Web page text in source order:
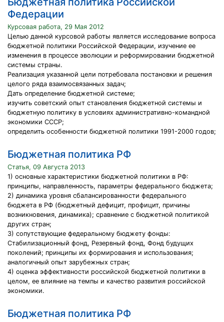
Федерации
Курсовая работа, 29 Мая 2012
Целью данной курсовой работы является исследование вопроса
бюджетной политики Российской Федерации, изучение ее
изменения в процессе эволюции и реформировании бюджетной
системы страны.
Реализация указанной цели потребовала постановки и решения
целого ряда взаимосвязанных задач;
Дать определение бюджетной системе;
изучить советский опыт становления бюджетной системы и
бюджетную политику в условиях административно-командной
экономики СССР;
определить особенности бюджетной политики 1991-2000 годов;
Бюджетная политика РФ
Статья, 09 Августа 2013
1) основные характеристики бюджетной политики в РФ:
принципы, направленность, параметры федерального бюджета;
2) динамика уровня сбалансированности федерального
бюджета в РФ (бюджетный дефицит, профицит, причины
возникновения, динамика); сравнение с бюджетной политикой
других стран;
3) сопутствующие федеральному бюджету фонды:
Стабилизационный фонд, Резервный фонд, Фонд будущих
поколений; принципы их формирования и использования;
аналогичный опыт зарубежных стран;
4) оценка эффективности российской бюджетной политики в
целом, ее влияние на темпы и качество развития российской
экономики.
Бюджетная политика РФ